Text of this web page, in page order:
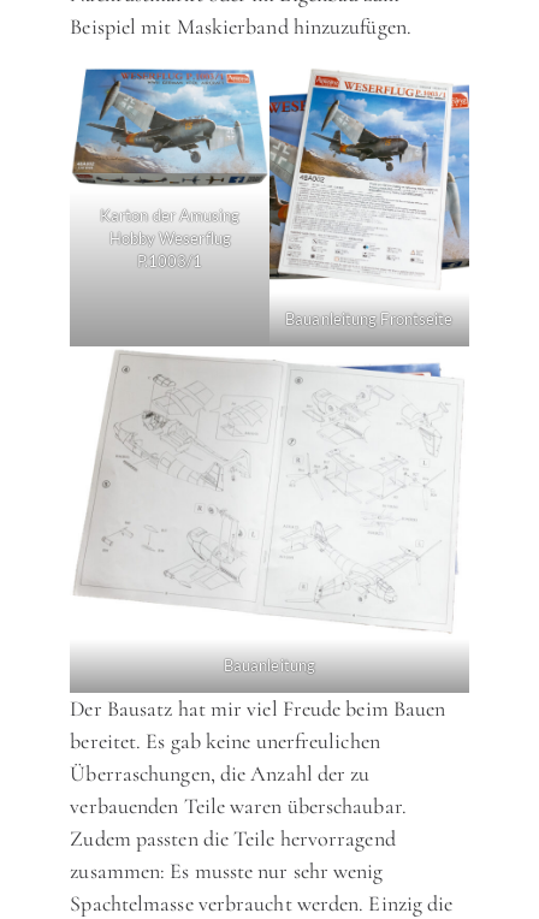
Beispiel mit Maskierband hinzuzufügen.
Karton der Amusing
Hobby Weserflug
P.1003/1
Bauanleitung Frontseite
Bauanleitung
Der Bausatz hat mir viel Freude beim Bauen
bereitet. Es gab keine unerfreulichen
Überraschungen, die Anzahl der zu
verbauenden Teile waren überschaubar.
Zudem passten die Teile hervorragend
zusammen: Es musste nur sehr wenig
Spachtelmasse verbraucht werden. Einzig die